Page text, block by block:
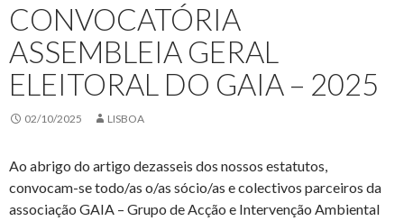
CONVOCATÓRIA
ASSEMBLEIA GERAL
ELEITORAL DO GAIA – 2025
02/10/2025 LISBOA
Ao abrigo do artigo dezasseis dos nossos estatutos,
convocam-se todo/as o/as sócio/as e colectivos parceiros da
associação GAIA – Grupo de Acção e Intervenção Ambiental